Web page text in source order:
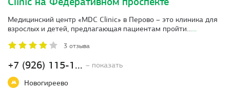
+7 (926) 115-1... – показать
Новогиреево
Медицинский центр «MDC Clinic» в Перово – это клиника для
взрослых и детей, предлагающая пациентам пройти…...
3 отзыва